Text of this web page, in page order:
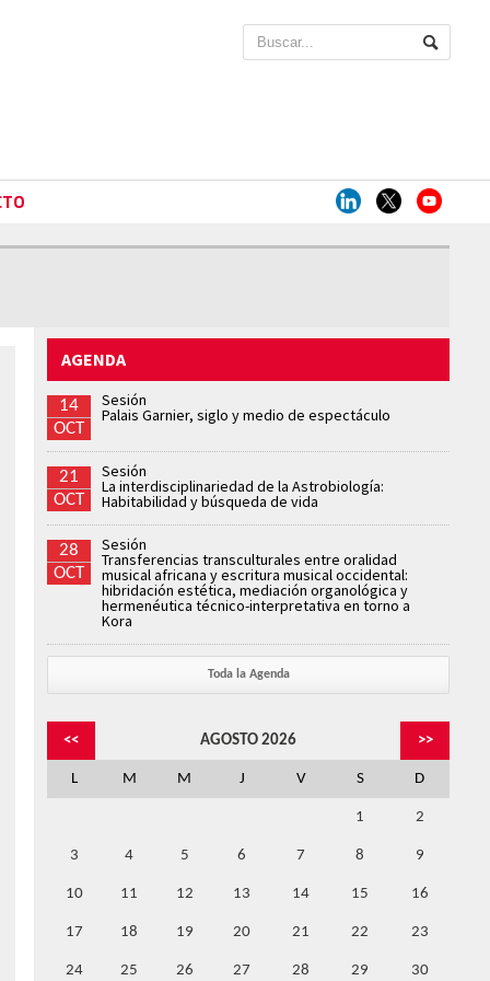
AGENDA
14
OCT
Sesión
Palais Garnier, siglo y medio de espectáculo
21
OCT
Sesión
La interdisciplinariedad de la Astrobiología:
Habitabilidad y búsqueda de vida
28
OCT
Sesión
Transferencias transculturales entre oralidad
musical africana y escritura musical occidental:
hibridación estética, mediación organológica y
hermenéutica técnico-interpretativa en torno a
Kora
Toda la Agenda
<< AGOSTO 2026 >>
L M M J V S D
1 2
3 4 5 6 7 8 9
10 11 12 13 14 15 16
17 18 19 20 21 22 23
24 25 26 27 28 29 30